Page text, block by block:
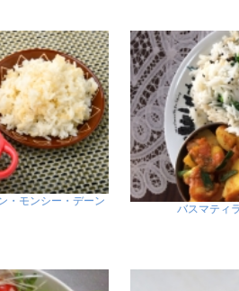
・モンシー・デーン
バスマティ